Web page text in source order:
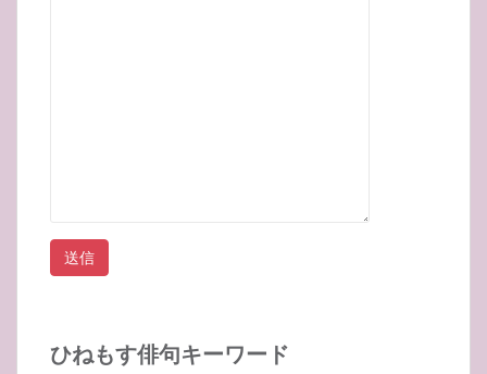
ひねもす俳句キーワード